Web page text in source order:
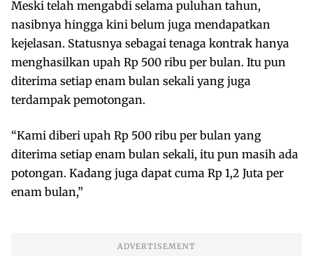
Meski telah mengabdi selama puluhan tahun,
nasibnya hingga kini belum juga mendapatkan
kejelasan. Statusnya sebagai tenaga kontrak hanya
menghasilkan upah Rp 500 ribu per bulan. Itu pun
diterima setiap enam bulan sekali yang juga
terdampak pemotongan.
“Kami diberi upah Rp 500 ribu per bulan yang
diterima setiap enam bulan sekali, itu pun masih ada
potongan. Kadang juga dapat cuma Rp 1,2 Juta per
enam bulan,”